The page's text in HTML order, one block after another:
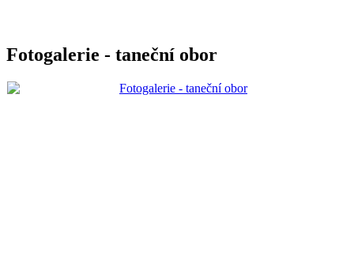
Fotogalerie - taneční obor